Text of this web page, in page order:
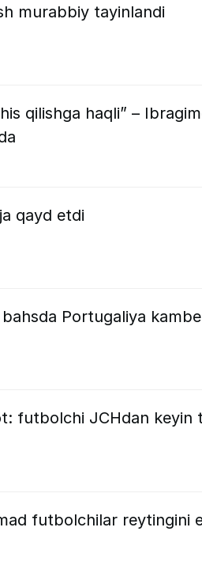
murabbiy tayinlandi
qilishga haqli” –
qayd etdi
Portugaliya
futbolchi JCHdan keyin
futbolchilar reytingini